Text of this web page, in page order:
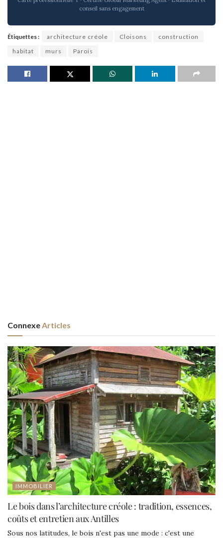
conseil sans engagement
Étiquettes : architecture créole Cloisons
construction
habitat
murs Parois
ConnexeArticles
IMMOBILIER
Le bois dans l’architecture créole : tradition, essences,
coûts et entretien aux Antilles
Sous nos latitudes, le bois n'est pas une mode : c'est une